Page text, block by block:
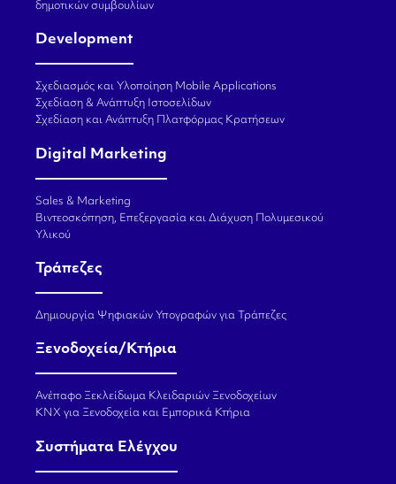
δημοτικών συμβουλίων
Development
Σχεδιασμός και Υλοποίηση Mobile Applications
Σχεδίαση & Ανάπτυξη Ιστοσελίδων
Σχεδίαση και Ανάπτυξη Πλατφόρμας Κρατήσεων
Digital Marketing
Sales & Marketing
Βιντεοσκόπηση, Επεξεργασία και Διάχυση Πολυμεσικού
Υλικού
Τράπεζες
Δημιουργία Ψηφιακών Υπογραφών για Τράπεζες
Ξενοδοχεία/Κτήρια
Ανέπαφο Ξεκλείδωμα Κλειδαριών Ξενοδοχείων
KNX για Ξενοδοχεία και Εμπορικά Κτήρια
Συστήματα Ελέγχου